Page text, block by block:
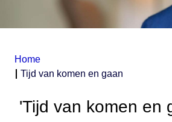
Home
Tijd van komen en gaan
'Tijd van komen en